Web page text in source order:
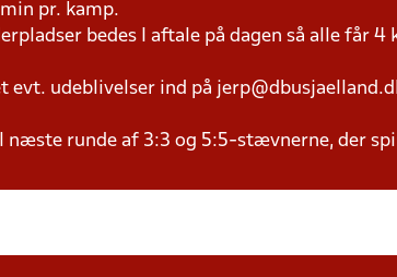
pr. kamp.
bedes I aftale på dagen så alle får 4
udeblivelser ind på
næste runde af 3:3 og 5:5-stævnerne, der